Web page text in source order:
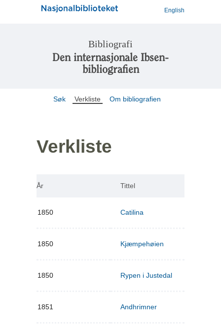
English
Bibliografi
Den internasjonale Ibsen-
bibliografien
Søk Verkliste Om bibliografien
Verkliste
År Tittel
1850 Catilina
1850 Kjæmpehøien
1850 Rypen i Justedal
1851 Andhrimner